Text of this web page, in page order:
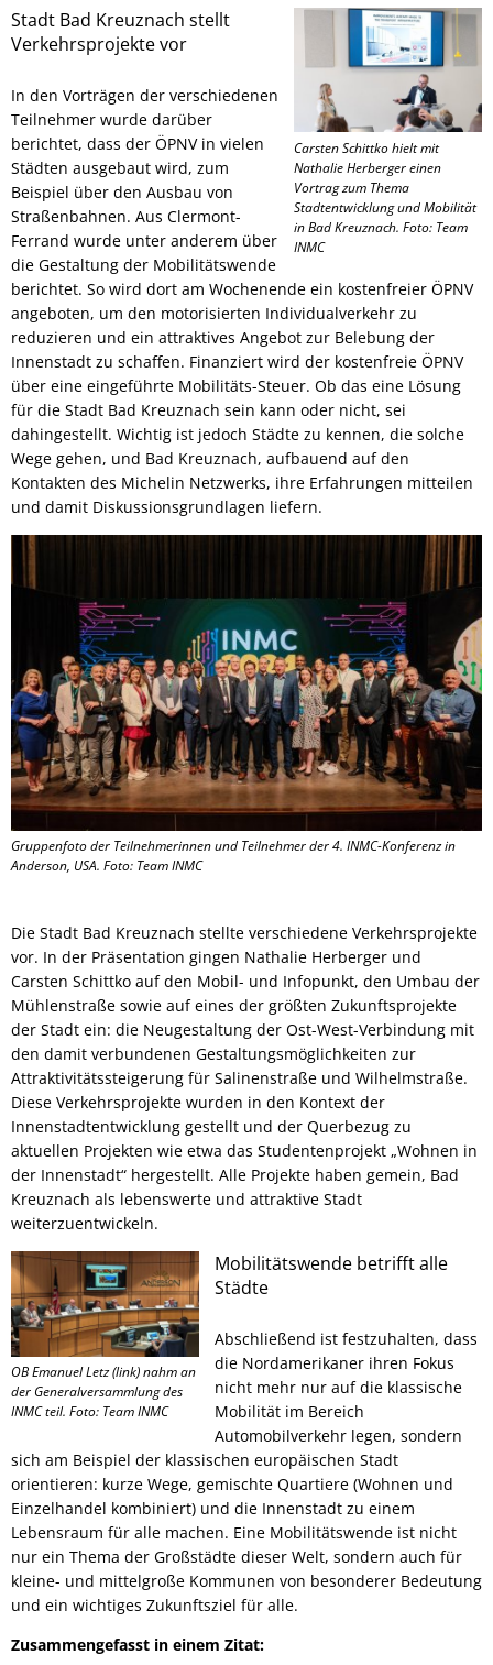
Carsten Schittko hielt mit
Nathalie Herberger einen
Vortrag zum Thema
Stadtentwicklung und Mobilität
in Bad Kreuznach. Foto: Team
INMC
Stadt Bad Kreuznach stellt
Verkehrsprojekte vor
In den Vorträgen der verschiedenen
Teilnehmer wurde darüber
berichtet, dass der ÖPNV in vielen
Städten ausgebaut wird, zum
Beispiel über den Ausbau von
Straßenbahnen. Aus Clermont-
Ferrand wurde unter anderem über
die Gestaltung der Mobilitätswende
berichtet. So wird dort am Wochenende ein kostenfreier ÖPNV
angeboten, um den motorisierten Individualverkehr zu
reduzieren und ein attraktives Angebot zur Belebung der
Innenstadt zu schaffen. Finanziert wird der kostenfreie ÖPNV
über eine eingeführte Mobilitäts-Steuer. Ob das eine Lösung
für die Stadt Bad Kreuznach sein kann oder nicht, sei
dahingestellt. Wichtig ist jedoch Städte zu kennen, die solche
Wege gehen, und Bad Kreuznach, aufbauend auf den
Kontakten des Michelin Netzwerks, ihre Erfahrungen mitteilen
und damit Diskussionsgrundlagen liefern.
Gruppenfoto der Teilnehmerinnen und Teilnehmer der 4. INMC-Konferenz in
Anderson, USA. Foto: Team INMC
Die Stadt Bad Kreuznach stellte verschiedene Verkehrsprojekte
vor. In der Präsentation gingen Nathalie Herberger und
Carsten Schittko auf den Mobil- und Infopunkt, den Umbau der
Mühlenstraße sowie auf eines der größten Zukunftsprojekte
der Stadt ein: die Neugestaltung der Ost-West-Verbindung mit
den damit verbundenen Gestaltungsmöglichkeiten zur
Attraktivitätssteigerung für Salinenstraße und Wilhelmstraße.
Diese Verkehrsprojekte wurden in den Kontext der
Innenstadtentwicklung gestellt und der Querbezug zu
aktuellen Projekten wie etwa das Studentenprojekt „Wohnen in
der Innenstadt“ hergestellt. Alle Projekte haben gemein, Bad
Kreuznach als lebenswerte und attraktive Stadt
weiterzuentwickeln.
OB Emanuel Letz (link) nahm an
der Generalversammlung des
INMC teil. Foto: Team INMC
Mobilitätswende betrifft alle
Städte
Abschließend ist festzuhalten, dass
die Nordamerikaner ihren Fokus
nicht mehr nur auf die klassische
Mobilität im Bereich
Automobilverkehr legen, sondern
sich am Beispiel der klassischen europäischen Stadt
orientieren: kurze Wege, gemischte Quartiere (Wohnen und
Einzelhandel kombiniert) und die Innenstadt zu einem
Lebensraum für alle machen. Eine Mobilitätswende ist nicht
nur ein Thema der Großstädte dieser Welt, sondern auch für
kleine- und mittelgroße Kommunen von besonderer Bedeutung
und ein wichtiges Zukunftsziel für alle.
Zusammengefasst in einem Zitat: